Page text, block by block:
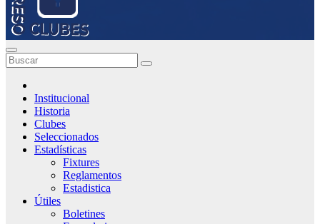
Institucional
Historia
Clubes
Seleccionados
Estadísticas
Fixtures
Reglamentos
Estadistica
Útiles
Boletines